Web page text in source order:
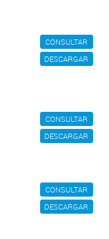
CONSULTAR
DESCARGAR
CONSULTAR
DESCARGAR
CONSULTAR
DESCARGAR